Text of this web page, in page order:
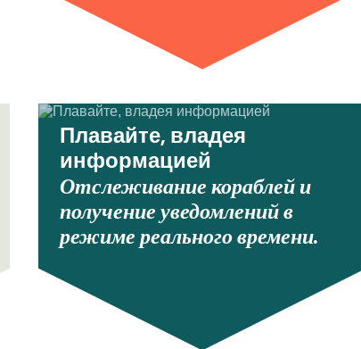
Плавайте, владея
информацией
Отслеживание кораблей и
получение уведомлений в
режиме реального времени.